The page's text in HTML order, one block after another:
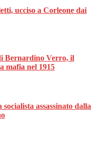
ucciso a Corleone dai
Bernardino Verro, il
mafia nel 1915
assassinato dalla